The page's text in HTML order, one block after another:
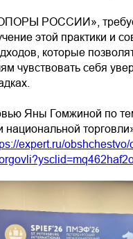
РОССИИ»,
этой практики и
которые
чувствовать себя
Яны Гомжиной по
национальной
expert.ru/